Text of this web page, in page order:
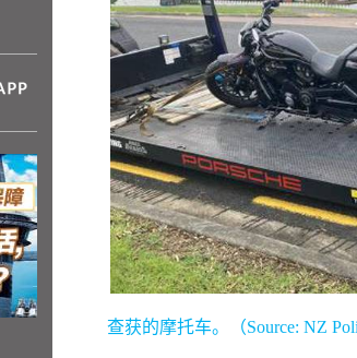
查获的摩托车。（Source: NZ